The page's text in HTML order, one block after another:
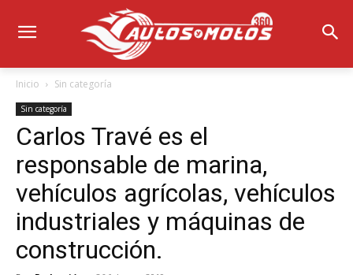
Inicio Sin categoría
Sin categoría
Carlos Travé es el
responsable de marina,
vehículos agrícolas, vehículos
industriales y máquinas de
construcción.